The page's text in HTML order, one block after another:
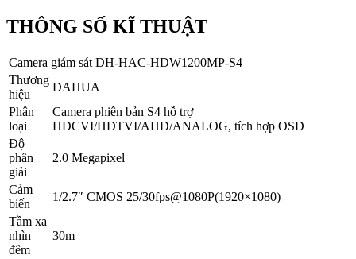
THÔNG SỐ KĨ THUẬT
Camera giám sát DH-HAC-HDW1200MP-S4
Thương
hiệu
DAHUA
Phân
loại
Camera phiên bản S4 hỗ trợ
HDCVI/HDTVI/AHD/ANALOG, tích hợp OSD
Độ
phân
giải
2.0 Megapixel
Cảm
biến
1/2.7″ CMOS 25/30fps@1080P(1920×1080)
Tầm xa
nhìn
đêm
30m